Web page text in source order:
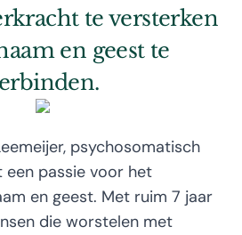
te versterken
en geest te
psychosomatisch
passie voor het
en geest. Met ruim 7 jaar
die worstelen met